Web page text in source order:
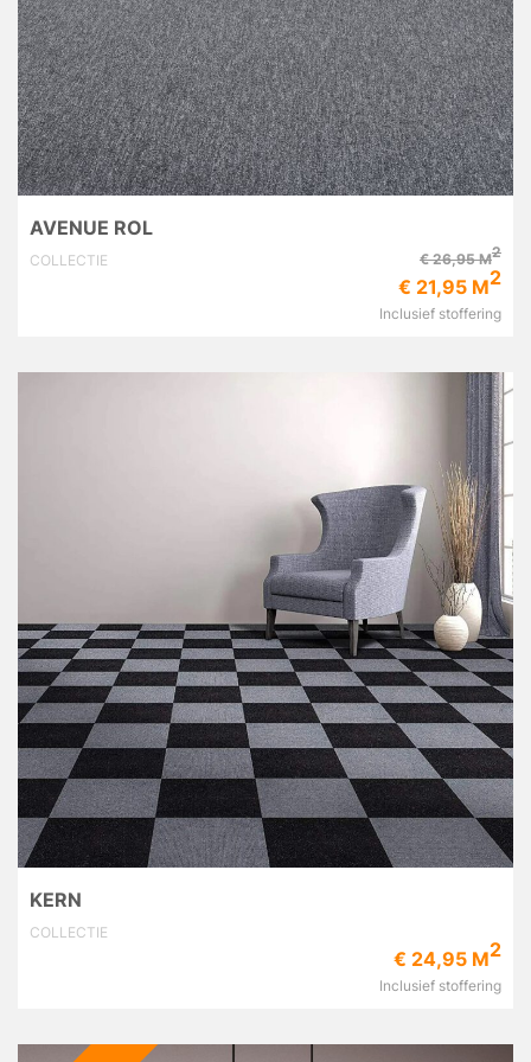
AVENUE ROL
COLLECTIE € 26,95 M2
€ 21,95 M2
Inclusief stoffering
KERN
COLLECTIE
€ 24,95 M2
Inclusief stoffering